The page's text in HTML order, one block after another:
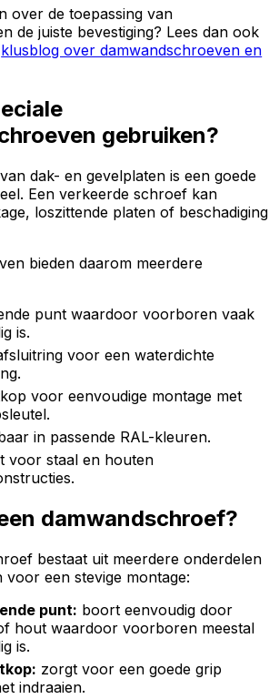
over de toepassing van
de juiste bevestiging? Lees dan ook
klusblog over damwandschroeven en
gebruiken?
dak- en gevelplaten is een goede
Een verkeerde schroef kan
loszittende platen of beschadiging
bieden daarom meerdere
punt waardoor voorboren vaak
is.
voor een waterdichte
voor eenvoudige montage met
in passende RAL-kleuren.
voor staal en houten
damwandschroef?
bestaat uit meerdere onderdelen
voor een stevige montage:
punt: boort eenvoudig door
hout waardoor voorboren meestal
is.
zorgt voor een goede grip
indraaien.